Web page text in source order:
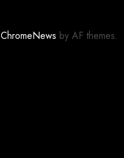
ChromeNews by AF themes.